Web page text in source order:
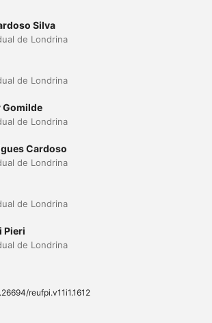
Silva
de Londrina
de Londrina
Gomilde
de Londrina
Cardoso
de Londrina
de Londrina
Pieri
de Londrina
reufpi.v11i1.1612